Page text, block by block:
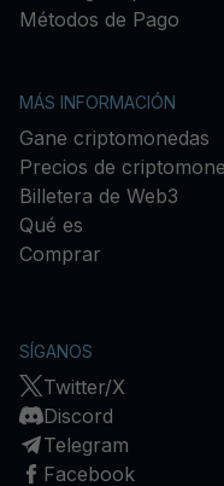
Métodos de Pago
MÁS INFORMACIÓN
Gane criptomonedas
Precios de
Billetera de Web3
Qué es
Comprar
SÍGANOS
Twitter/X
Discord
Telegram
Facebook